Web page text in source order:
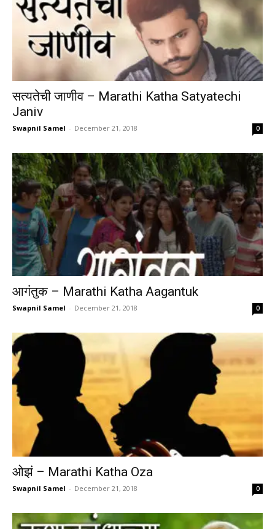
सत्यतेची जाणीव – Marathi Katha Satyatechi
Janiv
Swapnil Samel - December 21, 2018 0
आगंतुक – Marathi Katha Aagantuk
Swapnil Samel - December 21, 2018 0
ओझं – Marathi Katha Oza
Swapnil Samel - December 21, 2018 0